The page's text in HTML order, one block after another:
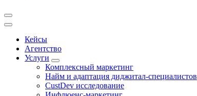
Кейсы
Агентство
Услуги
Комплексный маркетинг
Найм и адаптация диджитал-специалистов
CustDev исследование